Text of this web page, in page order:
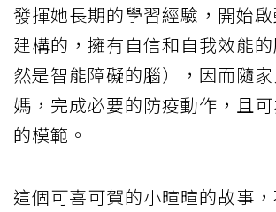
發揮她長期的學習經驗，開始
建構的，擁有自信和自我效能
然是智能障礙的腦），因而隨
媽，完成必要的防疫動作，且
的模範。
這個可喜可賀的小暄暄的故事